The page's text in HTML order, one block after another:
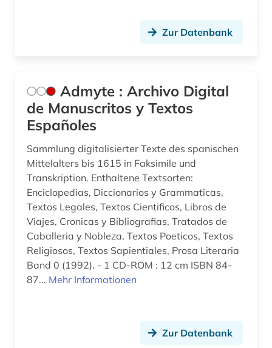
deutsche philologie (1)
dialektologie (2)
dichtung (1)
didaktik (2)
die rougon-macquart (1)
digital humanities (1)
digitalisat (1)
digitalisierung (1)
dissertation (2)
Zur Datenbank
Admyte : Archivo Digital
de Manuscritos y Textos
Españoles
Sammlung digitalisierter Texte des spanischen
Mittelalters bis 1615 in Faksimile und
Transkription. Enthaltene Textsorten:
Enciclopedias, Diccionarios y Grammaticas,
Textos Legales, Textos Cientificos, Libros de
Viajes, Cronicas y Bibliografias, Tratados de
Caballeria y Nobleza, Textos Poeticos, Textos
Religiosos, Textos Sapientiales, Prosa Literaria
Band 0 (1992). - 1 CD-ROM : 12 cm ISBN 84-
87... Mehr Informationen
Zur Datenbank